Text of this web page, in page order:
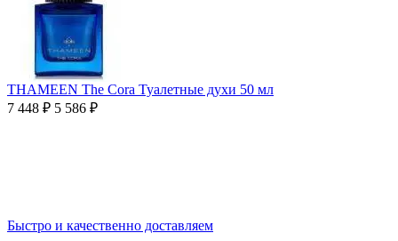
THAMEEN The Cora Туалетные духи 50 мл
7 448 ₽ 5 586 ₽
Быстро и качественно доставляем